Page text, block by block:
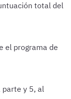
total del
el programa de
parte y 5, al